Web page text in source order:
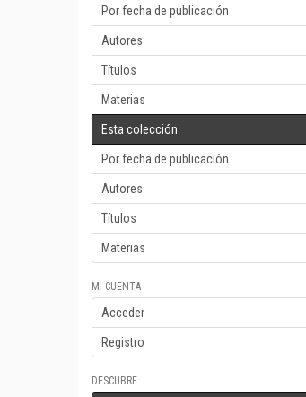
Por fecha de publicación
Autores
Títulos
Materias
Esta colección
Por fecha de publicación
Autores
Títulos
Materias
MI CUENTA
Acceder
Registro
DESCUBRE